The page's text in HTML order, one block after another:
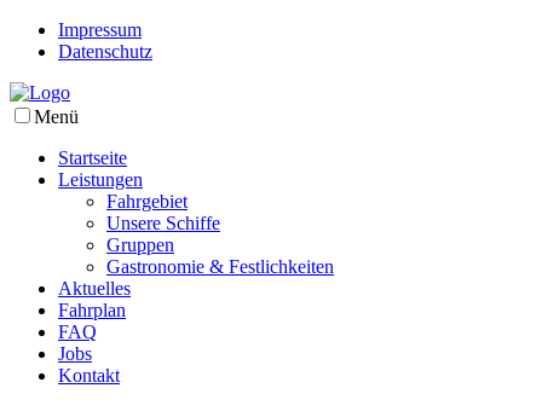
Impressum
Datenschutz
Menü
Startseite
Leistungen
Fahrgebiet
Unsere Schiffe
Gruppen
Gastronomie & Festlichkeiten
Aktuelles
Fahrplan
FAQ
Jobs
Kontakt